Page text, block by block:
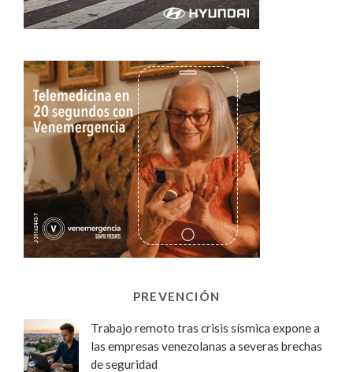
PREVENCIÓN
Trabajo remoto tras crisis sísmica expone a
las empresas venezolanas a severas brechas
de seguridad